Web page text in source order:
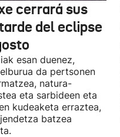
cerrará sus
del eclipse
esan duenez,
da pertsonen
natura-
eta sarbideen eta
kudeaketa erraztea,
batzea